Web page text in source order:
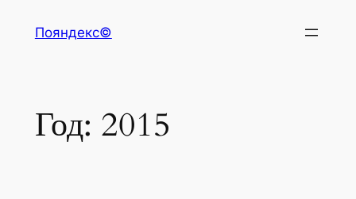
Пояндекс©
Год: 2015